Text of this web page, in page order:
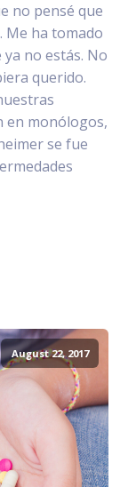
no pensé que
Me ha tomado
no estás. No
querido.
en monólogos,
se fue
August 22, 2017